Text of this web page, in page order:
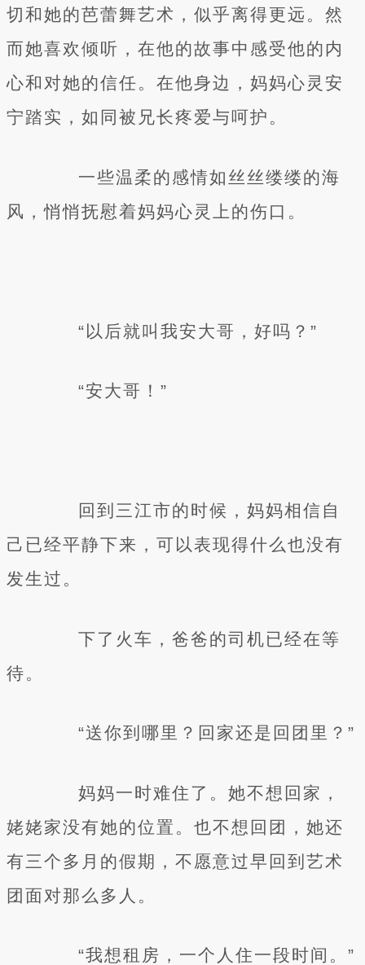
切和她的芭蕾舞艺术，似乎离得更远。然
而她喜欢倾听，在他的故事中感受他的内
心和对她的信任。在他身边，妈妈心灵安
宁踏实，如同被兄长疼爱与呵护。
一些温柔的感情如丝丝缕缕的海
风，悄悄抚慰着妈妈心灵上的伤口。
“以后就叫我安大哥，好吗？”
“安大哥！”
回到三江市的时候，妈妈相信自
己已经平静下来，可以表现得什么也没有
发生过。
下了火车，爸爸的司机已经在等
待。
“送你到哪里？回家还是回团里？”
妈妈一时难住了。她不想回家，
姥姥家没有她的位置。也不想回团，她还
有三个多月的假期，不愿意过早回到艺术
团面对那么多人。
“我想租房，一个人住一段时间。”